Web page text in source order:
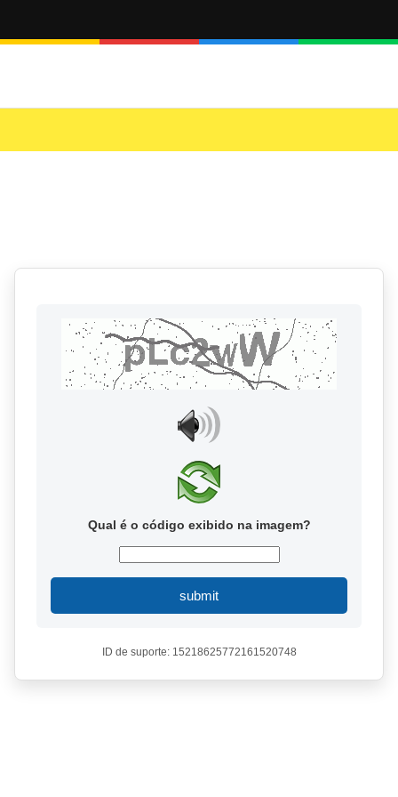
Qual é o código exibido na imagem?
submit
ID de suporte: 15218625772161520748